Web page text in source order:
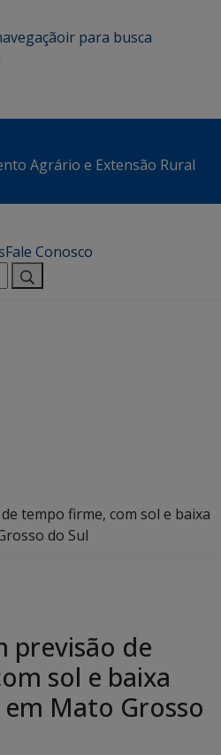
ir para busca
Agrário e Extensão Rural
Fale Conosco
tempo firme, com sol e baixa
do Sul
previsão de
sol e baixa
Mato Grosso